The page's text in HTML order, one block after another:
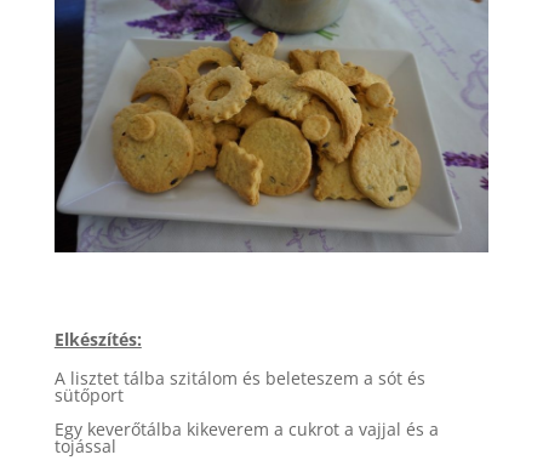
Elkészítés:
A lisztet tálba szitálom és beleteszem a sót és
sütőport
Egy keverőtálba kikeverem a cukrot a vajjal és a
tojással